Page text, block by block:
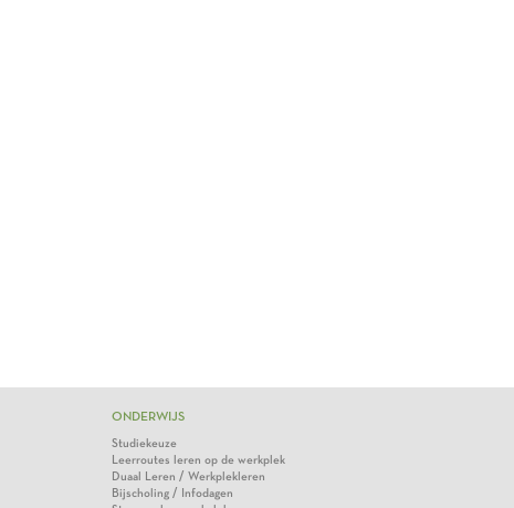
ONDERWIJS
Studiekeuze
Leerroutes leren op de werkplek
Duaal Leren / Werkplekleren
Bijscholing / Infodagen